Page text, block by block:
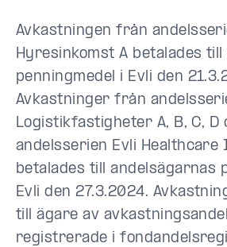
Avkastningen från
Hyresinkomst A betalades till
penningmedel i Evli den
Avkastninger från
Logistikfastigheter A, B, C, D
andelsserien Evli Healthcare
betalades tillandelsägarnas
Evli den 27.3.2024.
till ägare av
registrerade i